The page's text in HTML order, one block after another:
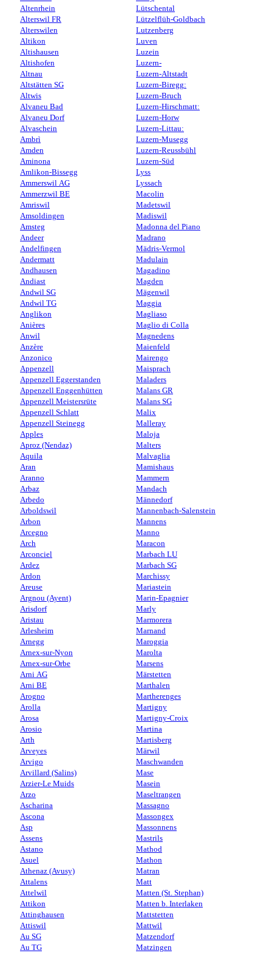
Altenrhein
Alterswil FR
Alterswilen
Altikon
Altishausen
Altishofen
Altnau
Altstätten SG
Altwis
Alvaneu Bad
Alvaneu Dorf
Alvaschein
Ambrì
Amden
Aminona
Amlikon-Bissegg
Ammerswil AG
Ammerzwil BE
Amriswil
Amsoldingen
Amsteg
Andeer
Andelfingen
Andermatt
Andhausen
Andiast
Andwil SG
Andwil TG
Anglikon
Anières
Anwil
Anzère
Anzonico
Appenzell
Appenzell Eggerstanden
Appenzell Enggenhütten
Appenzell Meistersrüte
Appenzell Schlatt
Appenzell Steinegg
Apples
Aproz (Nendaz)
Aquila
Aran
Aranno
Arbaz
Arbedo
Arboldswil
Arbon
Arcegno
Arch
Arconciel
Ardez
Ardon
Areuse
Argnou (Ayent)
Arisdorf
Aristau
Arlesheim
Arnegg
Arnex-sur-Nyon
Arnex-sur-Orbe
Arni AG
Arni BE
Arogno
Arolla
Arosa
Arosio
Arth
Arveyes
Arvigo
Arvillard (Salins)
Arzier-Le Muids
Arzo
Ascharina
Ascona
Asp
Assens
Astano
Asuel
Athenaz (Avusy)
Attalens
Attelwil
Attikon
Attinghausen
Attiswil
Au SG
Au TG
Lütschental
Lützelflüh-Goldbach
Lutzenberg
Luven
Luzein
Luzern-
Luzern-Altstadt
Luzern-Biregg:
Luzern-Bruch
Luzern-Hirschmatt:
Luzern-Horw
Luzern-Littau:
Luzern-Musegg
Luzern-Reussbühl
Luzern-Süd
Lyss
Lyssach
Macolin
Madetswil
Madiswil
Madonna del Piano
Madrano
Mädris-Vermol
Madulain
Magadino
Magden
Mägenwil
Maggia
Magliaso
Maglio di Colla
Magnedens
Maienfeld
Mairengo
Maisprach
Maladers
Malans GR
Malans SG
Malix
Malleray
Maloja
Malters
Malvaglia
Mamishaus
Mammern
Mandach
Männedorf
Mannenbach-Salenstein
Mannens
Manno
Maracon
Marbach LU
Marbach SG
Marchissy
Mariastein
Marin-Epagnier
Marly
Marmorera
Marnand
Maroggia
Marolta
Marsens
Märstetten
Marthalen
Martherenges
Martigny
Martigny-Croix
Martina
Martisberg
Märwil
Maschwanden
Mase
Masein
Maseltrangen
Massagno
Massongex
Massonnens
Mastrils
Mathod
Mathon
Matran
Matt
Matten (St. Stephan)
Matten b. Interlaken
Mattstetten
Mattwil
Matzendorf
Matzingen